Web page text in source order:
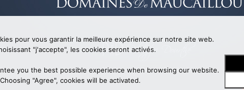
avec
Mentions légales- créationbonbay
pour vous garantir la meilleure expérience sur notre site web.
"j'accepte", les cookies seront activés.
you the best possible experience when browsing our website.
Choosing "Agree", cookies will be activated.